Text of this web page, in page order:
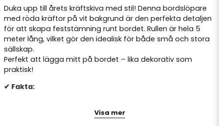
Duka upp till årets kräftskiva med stil! Denna bordslöpare
med röda kräftor på vit bakgrund är den perfekta detaljen
för att skapa feststämning runt bordet. Rullen är hela 5
meter lång, vilket gör den idealisk för både små och stora
sällskap.
Perfekt att lägga mitt på bordet – lika dekorativ som
praktisk!
✔ Fakta:
Visa mer